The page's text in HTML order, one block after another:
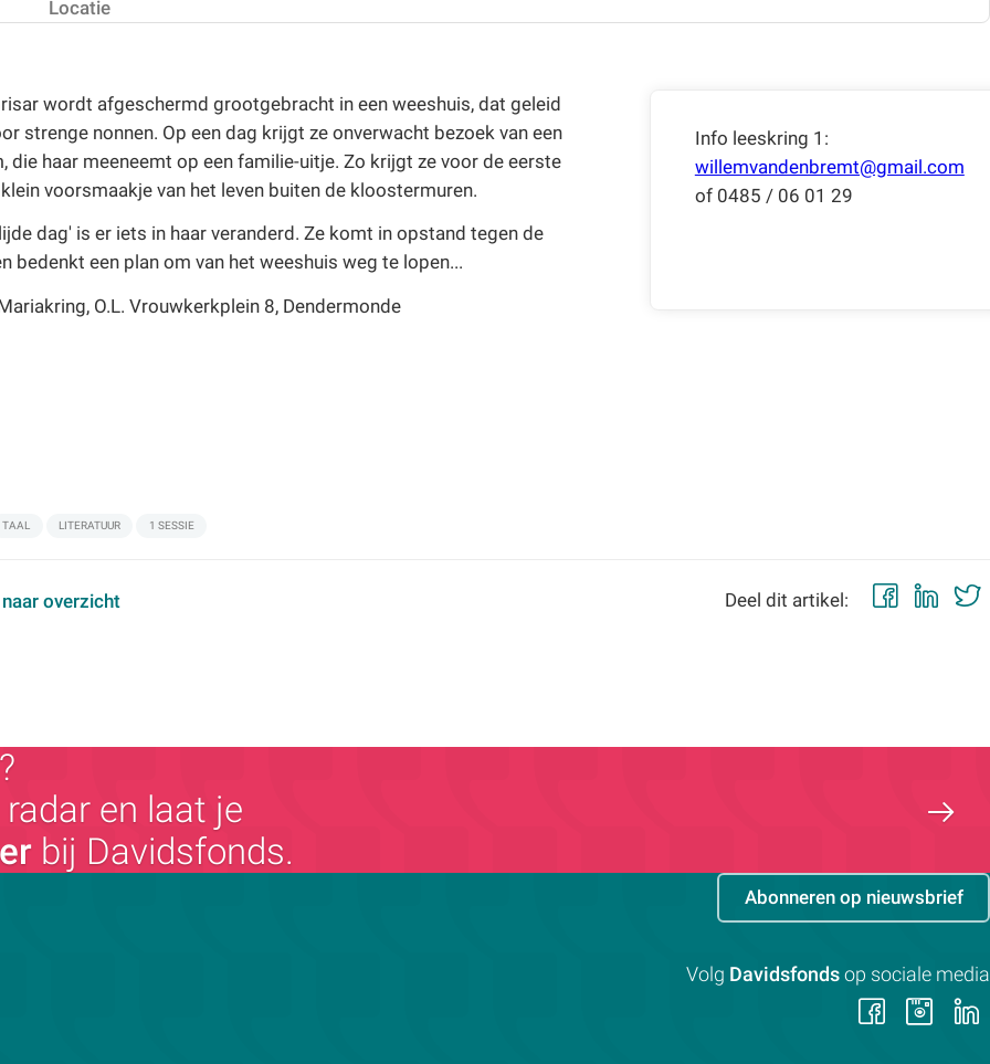
Locatie
wordt afgeschermd grootgebracht in een weeshuis, dat geleid
strenge nonnen. Op een dag krijgt ze onverwacht bezoek van een
die haar meeneemt op een familie-uitje. Zo krijgt ze voor de eerste
voorsmaakje van het leven buiten de kloostermuren.
dag' is er iets in haar veranderd. Ze komt in opstand tegen de
bedenkt een plan om van het weeshuis weg te lopen...
O.L. Vrouwkerkplein 8, Dendermonde
Info leeskring 1:
willemvandenbremt@gmail.com
of 0485 / 06 01 29
TAAL LITERATUUR 1 SESSIE
overzicht Deel dit artikel:
en laat je
bij Davidsfonds.
Abonneren op nieuwsbrief
Volg Davidsfonds op sociale media
Volg